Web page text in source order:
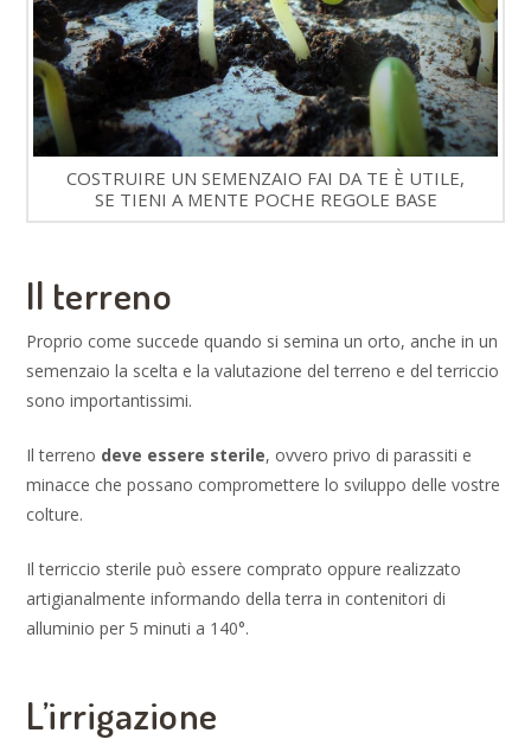
COSTRUIRE UN SEMENZAIO FAI DA TE È UTILE,
SE TIENI A MENTE POCHE REGOLE BASE
Il terreno
Proprio come succede quando si semina un orto, anche in un
semenzaio la scelta e la valutazione del terreno e del terriccio
sono importantissimi.
Il terreno deve essere sterile, ovvero privo di parassiti e
minacce che possano compromettere lo sviluppo delle vostre
colture.
Il terriccio sterile può essere comprato oppure realizzato
artigianalmente informando della terra in contenitori di
alluminio per 5 minuti a 140°.
L’irrigazione